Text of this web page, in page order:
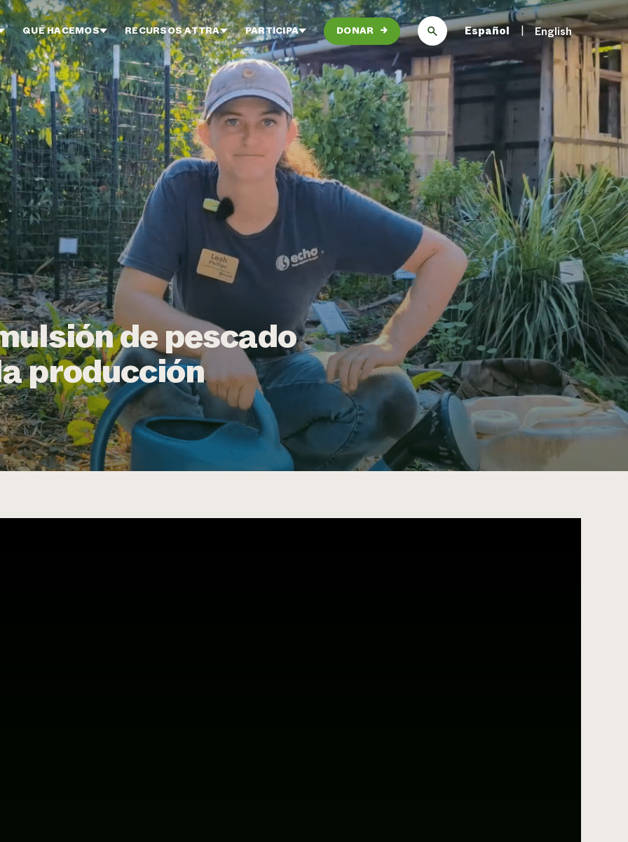
QUÉ HACEMOS RECURSOS ATTRA PARTICIPA DONAR → Español English
de pescado
producción